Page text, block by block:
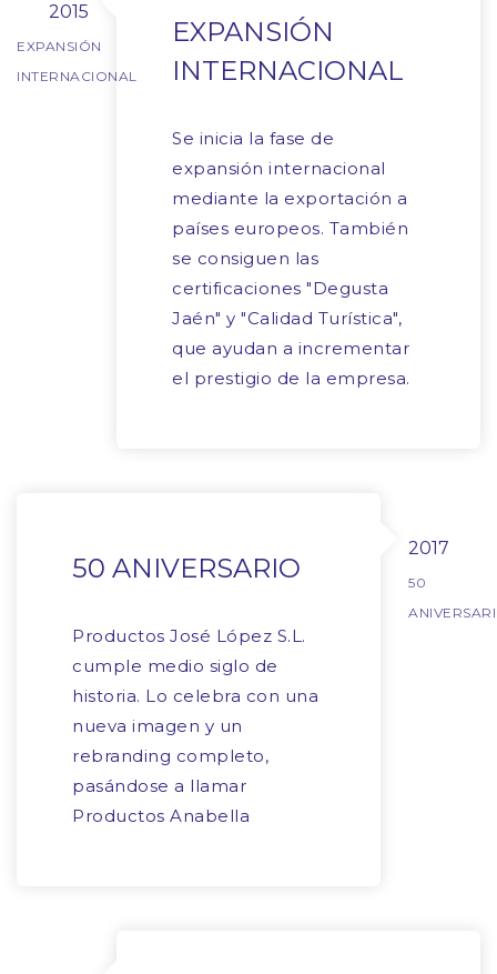
2015
EXPANSIÓN
INTERNACIONAL
EXPANSIÓN
INTERNACIONAL
Se inicia la fase de
expansión internacional
mediante la exportación a
países europeos. También
se consiguen las
certificaciones "Degusta
Jaén" y "Calidad Turística",
que ayudan a incrementar
el prestigio de la empresa.
2017
50
50 ANIVERSARIO
Productos José López S.L.
cumple medio siglo de
historia. Lo celebra con una
nueva imagen y un
rebranding completo,
pasándose a llamar
Productos Anabella